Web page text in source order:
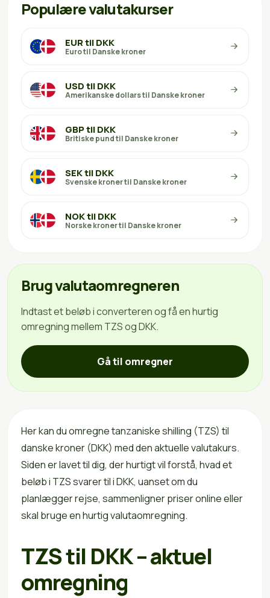
Populære valutakurser
EUR til DKK
Euro til Danske kroner
USD til DKK
Amerikanske dollars til Danske kroner
GBP til DKK
Britiske pund til Danske kroner
SEK til DKK
Svenske kroner til Danske kroner
NOK til DKK
Norske kroner til Danske kroner
Brug valutaomregneren
Indtast et beløb i converteren og få en hurtig
omregning mellem TZS og DKK.
Gå til omregner
Her kan du omregne tanzaniske shilling (TZS) til
danske kroner (DKK) med den aktuelle valutakurs.
Siden er lavet til dig, der hurtigt vil forstå, hvad et
beløb i TZS svarer til i DKK, uanset om du
planlægger rejse, sammenligner priser online eller
skal bruge en hurtig valutaomregning.
TZS til DKK – aktuel
omregning